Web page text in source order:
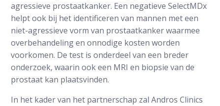
agressieve prostaatkanker. Een negatieve SelectMDx
helpt ook bij het identificeren van mannen met een
niet-agressieve vorm van prostaatkanker waarmee
overbehandeling en onnodige kosten worden
voorkomen. De test is onderdeel van een breder
onderzoek, waarin ook een MRI en biopsie van de
prostaat kan plaatsvinden.
In het kader van het partnerschap zal Andros Clinics